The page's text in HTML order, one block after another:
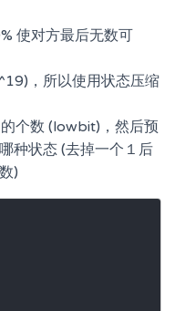
使对方最后无数可
，所以使用状态压缩
个数 (lowbit)，然后预
种状态 (去掉一个１后
)